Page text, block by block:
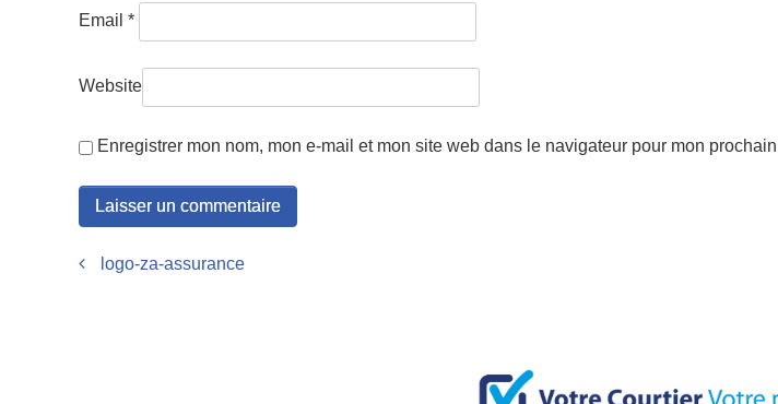
Email *
Website
Enregistrer mon nom, mon e-mail et mon site web dans le navigateur pour mon
Post navigation
logo-za-assurance